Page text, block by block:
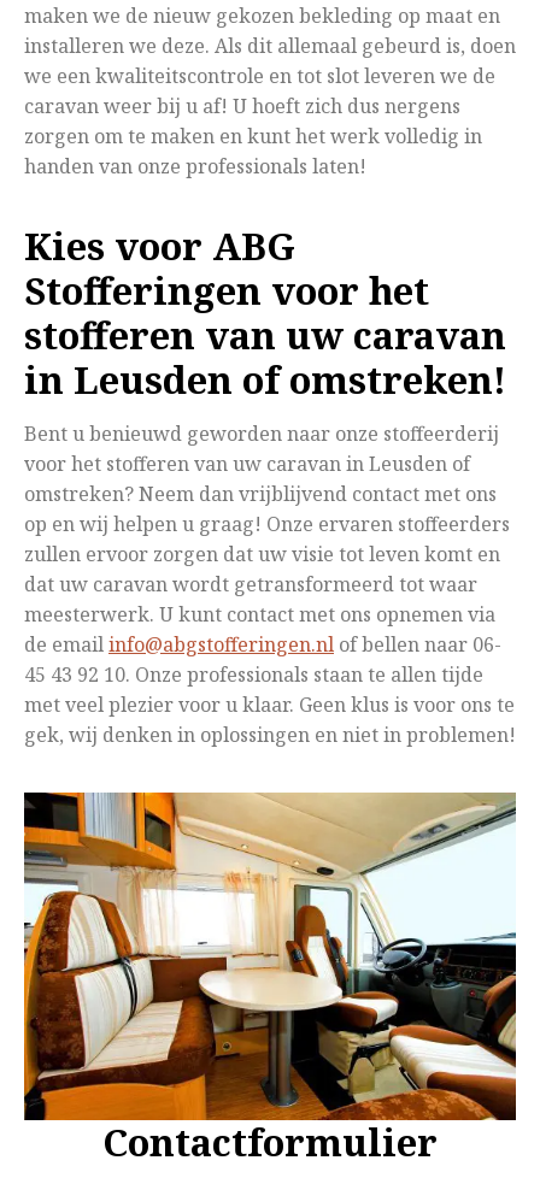
maken we de nieuw gekozen bekleding op maat en
installeren we deze. Als dit allemaal gebeurd is, doen
we een kwaliteitscontrole en tot slot leveren we de
caravan weer bij u af! U hoeft zich dus nergens
zorgen om te maken en kunt het werk volledig in
handen van onze professionals laten!
Kies voor ABG
Stofferingen voor het
stofferen van uw caravan
in Leusden of omstreken!
Bent u benieuwd geworden naar onze stoffeerderij
voor het stofferen van uw caravan in Leusden of
omstreken? Neem dan vrijblijvend contact met ons
op en wij helpen u graag! Onze ervaren stoffeerders
zullen ervoor zorgen dat uw visie tot leven komt en
dat uw caravan wordt getransformeerd tot waar
meesterwerk. U kunt contact met ons opnemen via
de emailinfo@abgstofferingen.nl of bellen naar 06-
45 43 92 10. Onze professionals staan te allen tijde
met veel plezier voor u klaar. Geen klus is voor ons te
gek, wij denken in oplossingen en niet in problemen!
Contactformulier